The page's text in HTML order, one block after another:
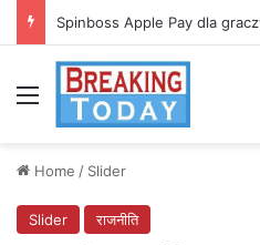
Spinboss Apple Pay dla
Menu
Home / Slider
Slider राजनीति